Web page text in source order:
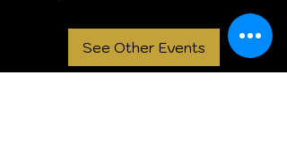
See Other Events